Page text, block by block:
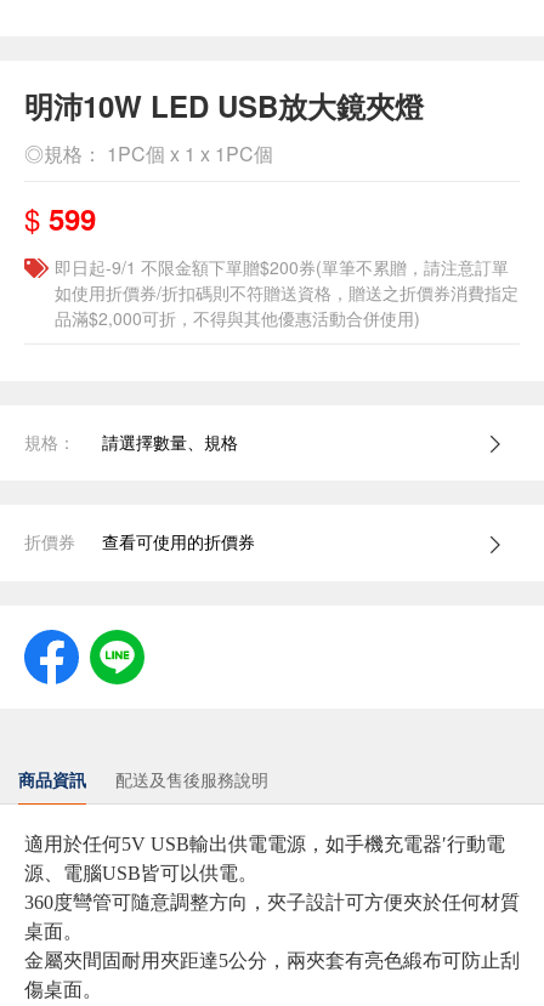
明沛10W LED USB放大鏡夾燈
◎規格： 1PC個 x 1 x 1PC個
$ 599
即日起-9/1 不限金額下單贈$200券(單筆不累贈，請注意訂單
如使用折價券/折扣碼則不符贈送資格，贈送之折價券消費指定
品滿$2,000可折，不得與其他優惠活動合併使用)
規格： 請選擇數量、規格
折價券 查看可使用的折價券
商品資訊 配送及售後服務說明
適用於任何5V USB輸出供電電源，如手機充電器′行動電
源、電腦USB皆可以供電。
360度彎管可隨意調整方向，夾子設計可方便夾於任何材質
桌面。
金屬夾間固耐用夾距達5公分，兩夾套有亮色緞布可防止刮
傷桌面。